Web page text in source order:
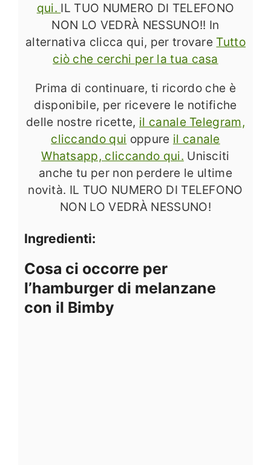
qui. IL TUO NUMERO DI TELEFONO
NON LO VEDRÀ NESSUNO!! In
alternativa clicca qui, per trovare Tutto
ciò che cerchi per la tua casa
Prima di continuare, ti ricordo che è
disponibile, per ricevere le notifiche
delle nostre ricette, il canale Telegram,
cliccando qui oppure il canale
Whatsapp, cliccando qui. Unisciti
anche tu per non perdere le ultime
novità. IL TUO NUMERO DI TELEFONO
NON LO VEDRÀ NESSUNO!
Ingredienti:
Cosa ci occorre per
l’hamburger di melanzane
con il Bimby